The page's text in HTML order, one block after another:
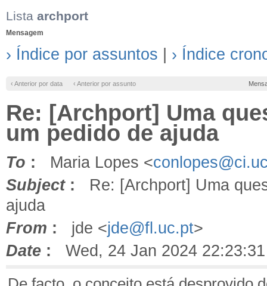
Lista archport
Mensagem
› Índice por assuntos › Índice
‹ Anterior por data ‹ Anterior por assunto
Re: [Archport] Uma
um pedido de ajuda
To : Maria Lopes <
Subject: Re: [Archport] Uma
ajuda
From : jde <jde@fl.uc.pt>
Date : Wed, 24 Jan 2024